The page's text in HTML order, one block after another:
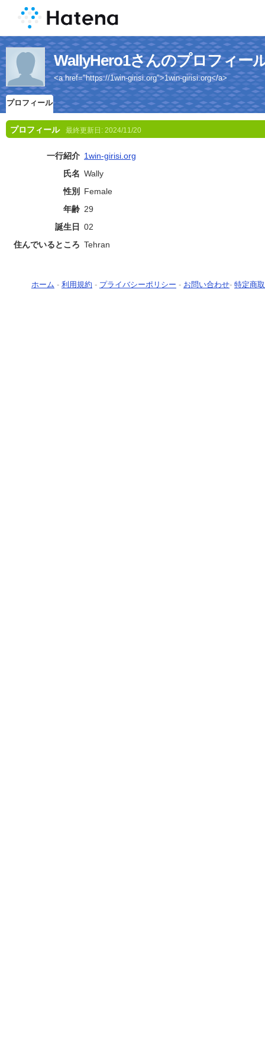
WallyHero1さんのプロフィー
<a href="https://1win-girisi.org">1win-girisi.org</a>
プロフィール
プロフィール 最終更新日: 2024/11/20
一行紹介 1win-girisi.org
氏名 Wally
性別
Female
年齢 29
誕生日
02
住んでいるところ Tehran
ホーム - 利用規約 - プライバシーポリシー - お問い合わせ- 特定商